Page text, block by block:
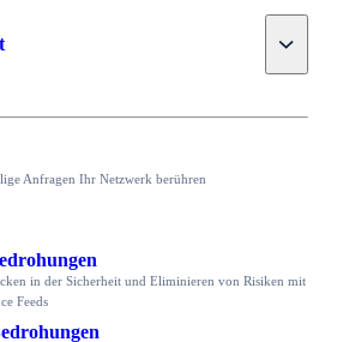
Toggle
Anfragen Ihr Netzwerk berühren
in der Sicherheit und Eliminieren von Risiken mit
Feeds